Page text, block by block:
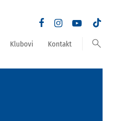
Klubovi Kontakt search